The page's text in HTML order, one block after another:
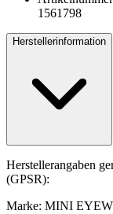
1561798
Herstellerinformation
Herstellerangaben
(GPSR):
Marke: MINI